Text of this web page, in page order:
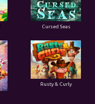
Cursed Seas
Rusty & Curly